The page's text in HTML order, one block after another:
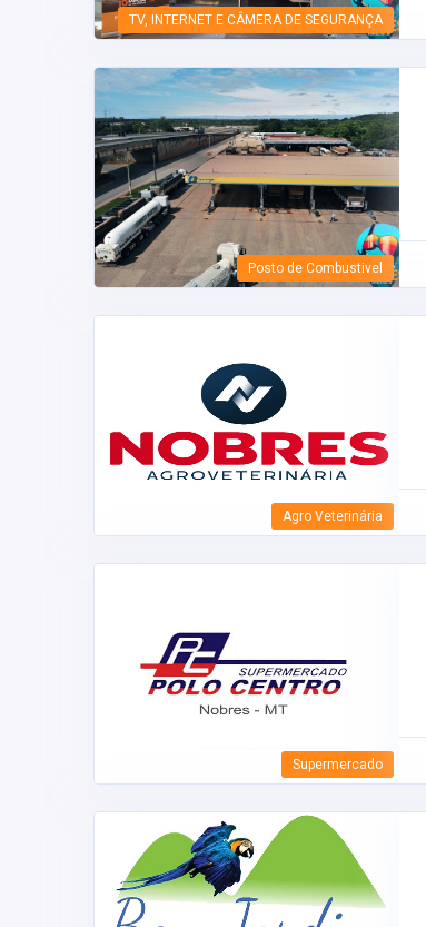
TV, INTERNET E CÂMERA DE SEGURANÇA
Posto de Combustivel
Agro Veterinária
Supermercado